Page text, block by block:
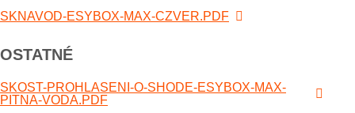
SKNAVOD-ESYBOX-MAX-CZVER.PDF
OSTATNÉ
SKOST-PROHLASENI-O-SHODE-ESYBOX-MAX-
PITNA-VODA.PDF